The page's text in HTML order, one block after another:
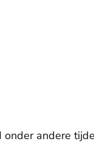
onder andere